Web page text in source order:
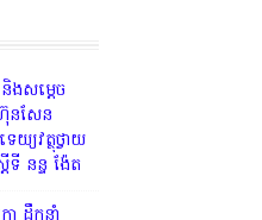
សម្ដេច
ហ៊ុនសែន
យវត្ថុថ្វាយ